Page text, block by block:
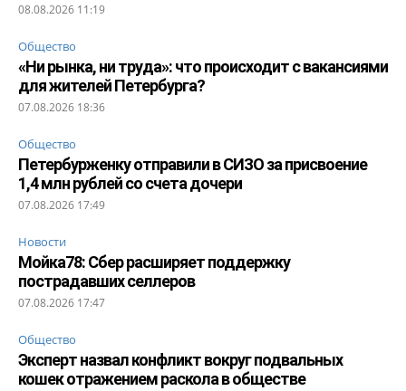
08.08.2026 11:19
Общество
«Ни рынка, ни труда»: что происходит с вакансиями
для жителей Петербурга?
07.08.2026 18:36
Общество
Петербурженку отправили в СИЗО за присвоение
1,4 млн рублей со счета дочери
07.08.2026 17:49
Новости
Мойка78: Сбер расширяет поддержку
пострадавших селлеров
07.08.2026 17:47
Общество
Эксперт назвал конфликт вокруг подвальных
кошек отражением раскола в обществе